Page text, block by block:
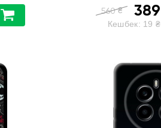
560 ₴ 389
Кешбек: 19 ₴